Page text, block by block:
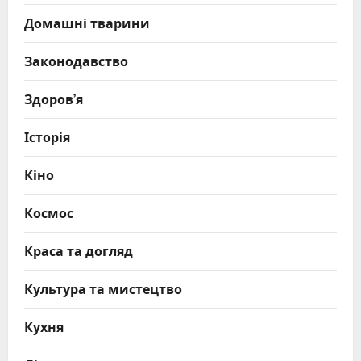
Домашні тварини
Законодавство
Здоров’я
Історія
Кіно
Космос
Краса та догляд
Культура та мистецтво
Кухня